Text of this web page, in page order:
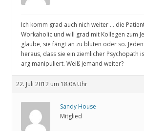
Ich komm grad auch nich weiter … die
Workaholic und will grad mit Kollegen zum
glaube, sie fängt an zu bluten oder so.
heraus, dass sie ein ziemlicher Psychopath
arg manipuliert. Weiß jemand weiter?
22. Juli 2012 um 18:08 Uhr
Sandy House
Mitglied